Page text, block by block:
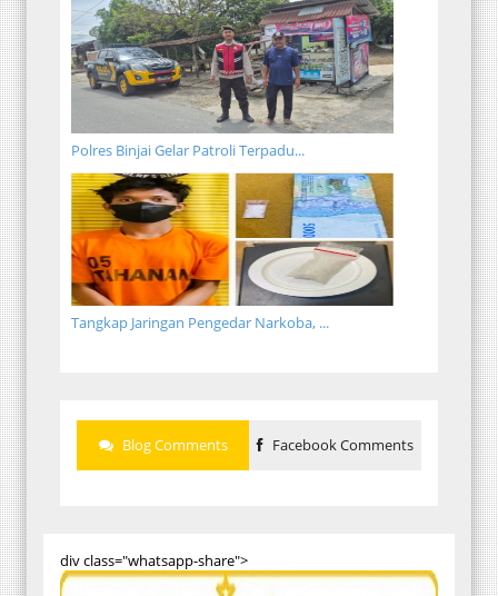
Polres Binjai Gelar Patroli Terpadu...
Tangkap Jaringan Pengedar Narkoba, ...
Blog Comments Facebook Comments
div class="whatsapp-share">